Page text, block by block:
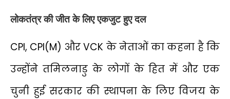
लोकतंत्र की जीत के लिए एकजुट हुए दल
CPI, CPI(M) और VCK के नेताओं का कहना है कि
उन्होंने तमिलनाडु के लोगों के हित में और एक
चुनी हुई सरकार की स्थापना के लिए विजय के